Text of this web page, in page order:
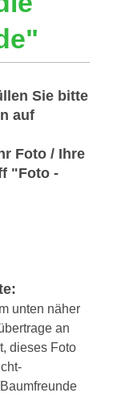
Sie bitte
auf
Foto / Ihre
"Foto -
unten näher
an
dieses Foto